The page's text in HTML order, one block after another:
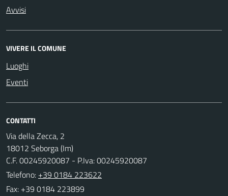
Avvisi
VIVERE IL COMUNE
Luoghi
Eventi
CONTATTI
Via della Zecca, 2
18012 Seborga (Im)
C.F. 00245920087 - P.Iva: 00245920087
Telefono: +39 0184 223622
Fax: +39 0184 223899